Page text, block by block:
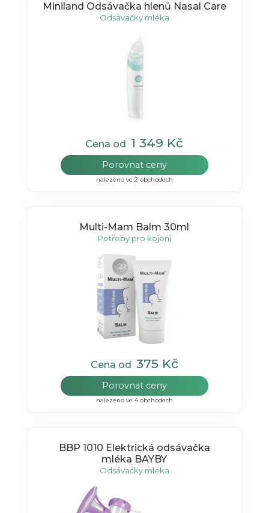
Miniland Odsávačka hlenů Nasal Care
Odsávačky mléka
Cena od1 349 Kč
Porovnat ceny
nalezeno ve 2 obchodech
Multi-Mam Balm 30ml
Potřeby pro kojení
Cena od 375 Kč
Porovnat ceny
nalezeno ve 4 obchodech
BBP 1010 Elektrická odsávačka
mléka BAYBY
Odsávačky mléka